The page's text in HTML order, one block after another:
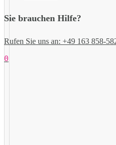
Sie brauchen Hilfe?
Rufen Sie uns an: +49 163 858-
0